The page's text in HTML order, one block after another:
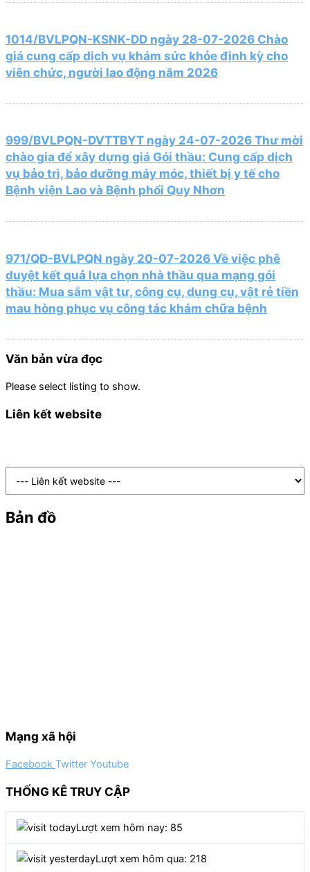
1014/BVLPQN-KSNK-DD ngày 28-07-2026 Chào
giá cung cấp dịch vụ khám sức khỏe định kỳ cho
viên chức, người lao động năm 2026
999/BVLPQN-DVTTBYT ngày 24-07-2026 Thư mời
chào gia để xây dựng giá Gói thầu: Cung cấp dịch
vụ bảo trì, bảo dưỡng máy móc, thiết bị y tế cho
Bệnh viện Lao và Bệnh phổi Quy Nhơn
971/QĐ-BVLPQN ngày 20-07-2026 Về việc phê
duyệt kết quả lựa chọn nhà thầu qua mạng gói
thầu: Mua sắm vật tư, công cụ, dụng cụ, vật rẻ tiền
mau hòng phục vụ công tác khám chữa bệnh
Văn bản vừa đọc
Please select listing to show.
Liên kết website
Bản đồ
Mạng xã hội
Facebook Twitter Youtube
THỐNG KÊ TRUY CẬP
Lượt xem hôm nay: 85
Lượt xem hôm qua: 218